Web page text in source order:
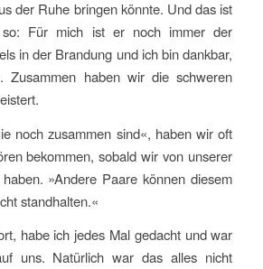
der Ruhe bringen könnte. Und das ist
so: Für mich ist er noch immer der
in der Brandung und ich bin dankbar,
Zusammen haben wir die schweren
noch zusammen sind«, haben wir oft
bekommen, sobald wir von unserer
»Andere Paare können diesem
standhalten.«
habe ich jedes Mal gedacht und war
uns. Natürlich war das alles nicht